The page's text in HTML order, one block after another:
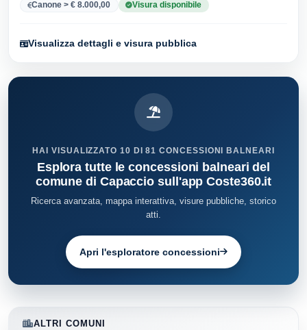
ALTRI COMUNI
Canone > € 8.000,00
Visura disponibile
Visualizza dettagli e visura pubblica
HAI VISUALIZZATO 10 DI 81 CONCESSIONI BALNEARI
Esplora tutte le concessioni balneari del
comune di Capaccio sull'app Coste360.it
Ricerca avanzata, mappa interattiva, visure pubbliche, storico
atti.
Apri l'esploratore concessioni